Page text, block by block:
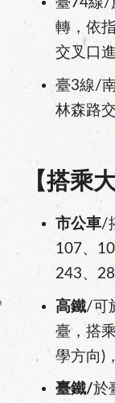
臺74線/
轉，依
交叉口
臺3線/
林森路
【搭乘
市公車/
107、
243、
高鐵/可
臺，搭
學方向)
臺鐵/於